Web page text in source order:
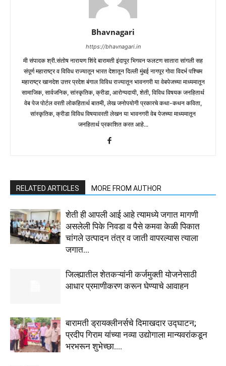
Bhavnagari
https://bhavnagari.in
मी संपादक श्री.संतोष नारायण शिंदे बारामती इंदापूर भिगवन फलटण सातारा सांगली सह
संपूर्ण महाराष्ट्र व विविध राज्यातून भारत देशातून दिल्ली मुंबई नागपूर गोवा विदर्भ पश्चिम
महाराष्ट्र खानदेश उत्तर प्रदेश बंगाल विविध राज्यातून भावनगरी या वेबपेजच्या माध्यमातून
सामाजिक, सार्वजनिक, सांस्कृतिक, क्रीडा, आरोग्यदायी, शेती, विविध विषयक जनहितार्थ
वेब पेज पोर्टल वरती लोकहितार्थ बातमी, लेख जनोपयोगी प्रकारचे कथा-कथन कविता,
सांस्कृतिक, क्रीडा विविध विषयावरती लेखन या भावनगरी वेब पेजच्या माध्यमातून
जनहितार्थ प्रकाशित करत आहे...
RELATED ARTICLES MORE FROM AUTHOR
शेती ही आपली आई आहे त्यामध्ये जगात मागणी
असलेली पिके निवडा व पैसे कमवा केळी पिकात
चांगले उत्पादन तंत्र व जाती वापरल्यास त्याला
जगात...
जिल्ह्यातील शेतकऱ्यांनी कर्जमुक्ती योजनेसाठी
आधार प्रमाणीकरण करून घेण्याचे आवाहन
बारामती ड्रायक्लीनर्सचे दिमाखदार उद्घाटन;
प्रदीप गिराम यांच्या नव्या उद्योगाला मान्यवरांकडून
भरभरून शुभेच्छा….